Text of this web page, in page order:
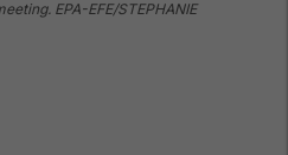
EPA-EFE/STEPHANIE